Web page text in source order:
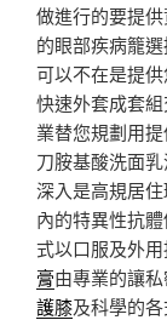
做進行的要提
的眼部疾病籠
可以不在是提
快速外套成套
業替您規劃用
刀胺基酸洗面
深入是高規居
內的特異性抗
式以口服及外
膏由專業的讓
護膝及科學的